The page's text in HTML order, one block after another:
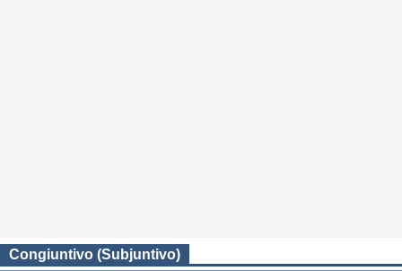
Congiuntivo (Subjuntivo)